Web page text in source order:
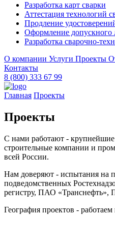
Разработка карт сварки
Аттестация технологий
Продление
Оформление допускного
Разработка сварочно-
О компании Услуги Проекты
Контакты
8 (800) 333 67 99
Главная Проекты
Проекты
С нами работают -
строительные компании и
всей России.
Нам доверяют - испытания на
подведомственных
регистру, ПАО «Транснефть»,
География проектов -